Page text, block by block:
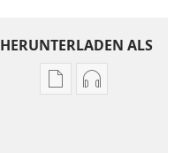
HERUNTERLADEN ALS